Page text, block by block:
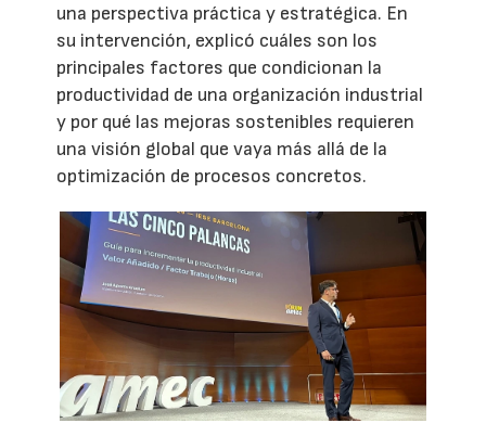
una perspectiva práctica y estratégica. En
su intervención, explicó cuáles son los
principales factores que condicionan la
productividad de una organización industrial
y por qué las mejoras sostenibles requieren
una visión global que vaya más allá de la
optimización de procesos concretos.